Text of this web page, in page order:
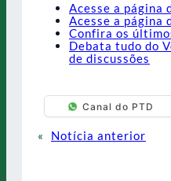
Acesse a página
Acesse a página
Confira os
Debata tudo do
de discussões
Canal do PTD
«
Notícia anterior